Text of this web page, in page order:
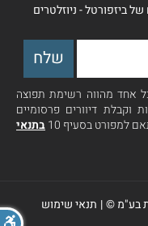
ביזפורטל - ניוזלטרים
אחד מהווה רשימת תפוצה
וקבלת דיוורים פרסומיים
למפורט בסעיף 10
בתנאי
בע"מ ©| תנאי שימוש